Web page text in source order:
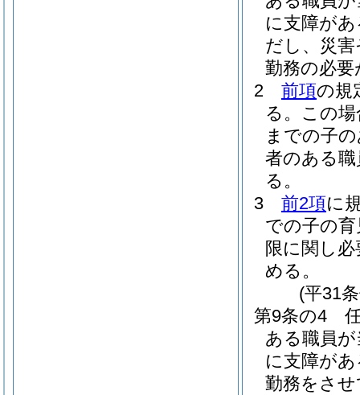
に支障が
だし、災
勤務の必
2
前項の規
る。 この
までの子
者のある
る。
3
前2項に
での子の
限に関し
める。
(平31
第9条の4
ある職員
に支障が
勤務をさ